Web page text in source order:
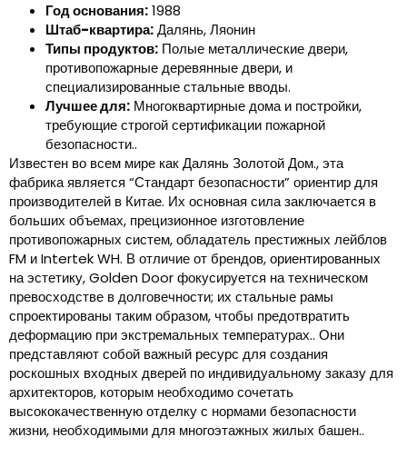
Год основания:1988
Штаб-квартира:Далянь, Ляонин
Типы продуктов: Полые металлические двери,
противопожарные деревянные двери, и
специализированные стальные вводы.
Лучшее для: Многоквартирные дома и постройки,
требующие строгой сертификации пожарной
безопасности..
Известен во всем мире как Далянь Золотой Дом., эта
фабрика является “Стандарт безопасности” ориентир для
производителей в Китае. Их основная сила заключается в
больших объемах, прецизионное изготовление
противопожарных систем, обладатель престижных лейблов
FM и Intertek WH. В отличие от брендов, ориентированных
на эстетику, Golden Door фокусируется на техническом
превосходстве в долговечности; их стальные рамы
спроектированы таким образом, чтобы предотвратить
деформацию при экстремальных температурах.. Они
представляют собой важный ресурс для создания
роскошных входных дверей по индивидуальному заказу для
архитекторов, которым необходимо сочетать
высококачественную отделку с нормами безопасности
жизни, необходимыми для многоэтажных жилых башен..